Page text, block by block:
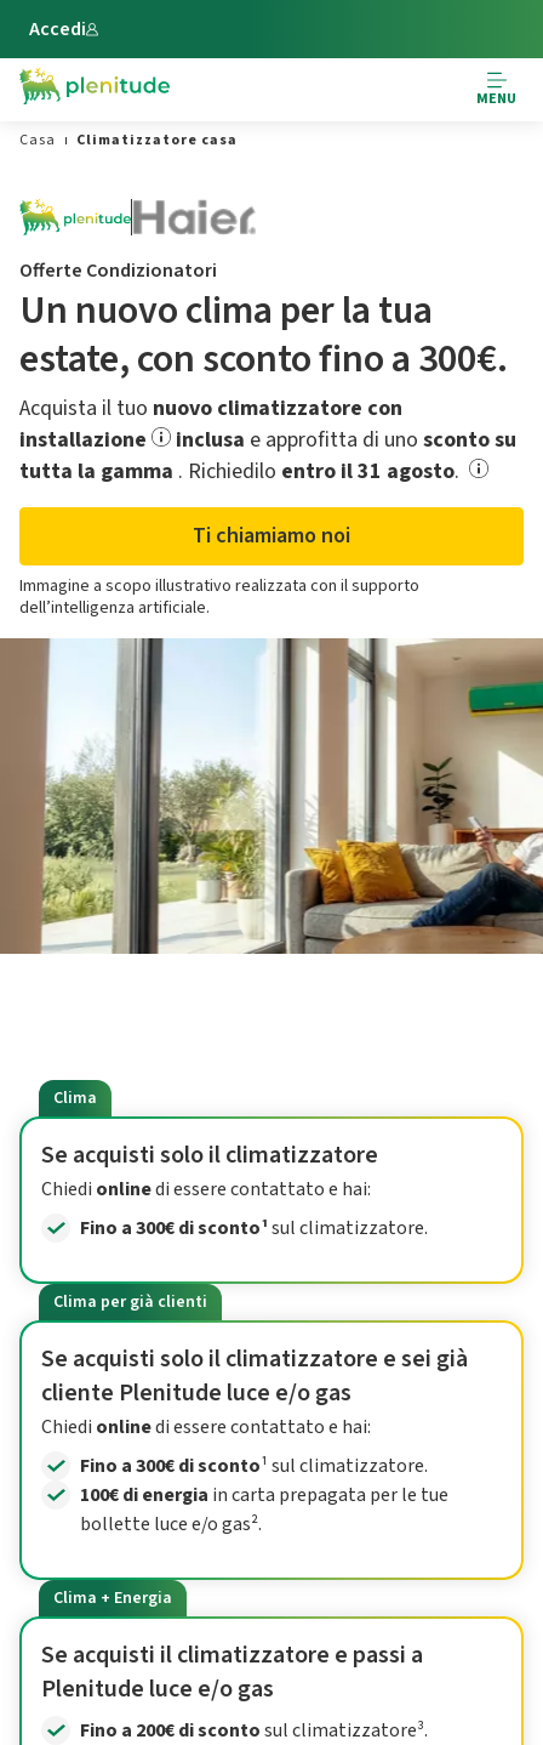
Vai al contenuto principale
Accedi
MENU
Casa
Climatizzatore casa
Offerte Condizionatori
Un nuovo clima per la tua
estate,​ con sconto fino a 300€.
Acquista il tuo nuovo climatizzatore con
installazione
inclusa e approfitta di uno sconto su
tutta la gamma .​ Richiedilo entro il 31 agosto.
Ti chiamiamo noi
Immagine a scopo illustrativo realizzata con il supporto
dell’intelligenza artificiale.
Clima
Se acquisti solo il climatizzatore
Chiedi onlinedi essere contattato e hai:
Fino a 300€ di sconto¹sul climatizzatore.
Clima per già clienti
Se acquisti solo il climatizzatore e sei già
cliente Plenitude luce e/o gas
Chiedi onlinedi essere contattato e hai:
Fino a 300€ di sconto¹ sul climatizzatore.
100€ di energia in carta prepagata per le tue
bollette luce e/o gas².
Clima + Energia
Se acquisti il climatizzatore e passi a
Plenitude luce e/o gas
Fino a 200€ di scontosul climatizzatore³.